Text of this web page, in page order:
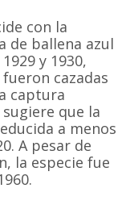
con la
de ballena azul
y 1930,
cazadas
captura
que la
a menos
A pesar de
la especie fue